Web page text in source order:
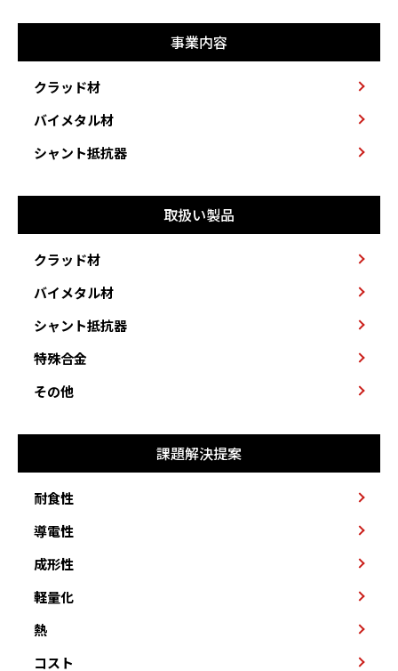
事業内容
クラッド材
バイメタル材
シャント抵抗器
取扱い製品
クラッド材
バイメタル材
シャント抵抗器
特殊合金
その他
課題解決提案
耐食性
導電性
成形性
軽量化
熱
コスト